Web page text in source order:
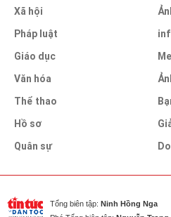
Xã hội
Pháp luật
Giáo dục
Văn hóa
Thể thao
Hồ sơ
Quân sự
Tổng biên tập: Ninh Hồng Nga